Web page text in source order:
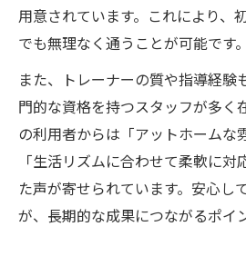
パーソナルジムで続け
イス
用意されています。これにより、
でも無理なく通うことが可能です。
また、トレーナーの質や指導経験
門的な資格を持つスタッフが多く
の利用者からは「アットホームな
「生活リズムに合わせて柔軟に
た声が寄せられています。安心し
が、長期的な成果につながるポイ